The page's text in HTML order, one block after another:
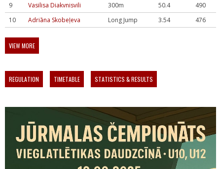
9
Vasilisa Diakvnisvili 300m 50.4
490
10
Adriāna Skobeļeva Long Jump 3.54 476
VIEW MORE
REGULATION TIMETABLE STATISTICS & RESULTS